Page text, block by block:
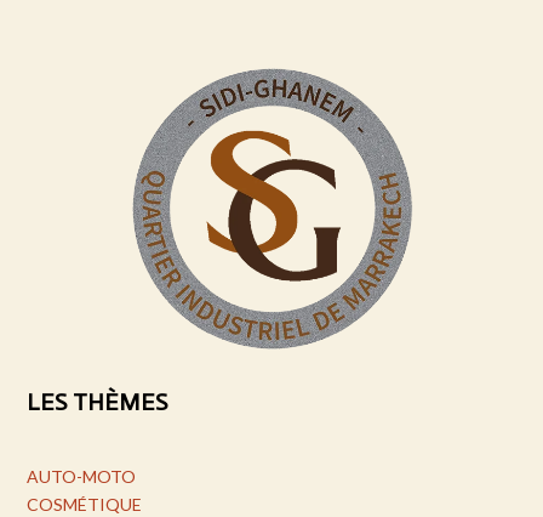
LES THÈMES
AUTO-MOTO
COSMÉTIQUE